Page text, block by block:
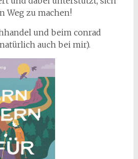
Weg zu machen!
und beim conrad
auch bei mir).